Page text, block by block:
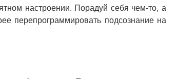
настроении. Порадуй себя чем-то, а
перепрограммировать подсознание на